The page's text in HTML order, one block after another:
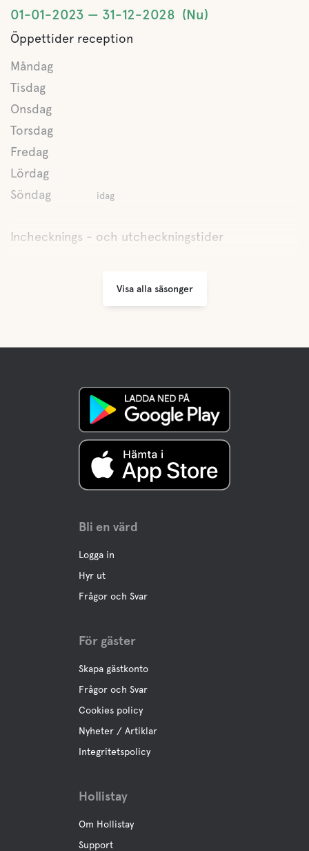
01-01-2023 31-12-2028 Nu
Öppettider reception
Måndag
Tisdag
Onsdag
Torsdag
Fredag
Lördag
Söndag
idag
Inchecknings - och utcheckningstider
Visa alla säsonger
Bli en värd
Logga in
Hyr ut
Frågor och Svar
För gäster
Skapa gästkonto
Frågor och Svar
Cookies policy
Nyheter / Artiklar
Integritetspolicy
Hollistay
Om Hollistay
Support